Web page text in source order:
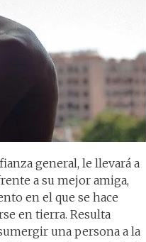
general, le llevará a
a su mejor amiga,
en el que se hace
en tierra. Resulta
una persona a la